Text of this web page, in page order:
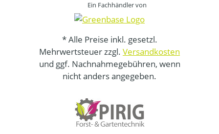
Ein Fachhändler von
* Alle Preise inkl. gesetzl.
Mehrwertsteuer zzgl. Versandkosten
und ggf. Nachnahmegebühren, wenn
nicht anders angegeben.